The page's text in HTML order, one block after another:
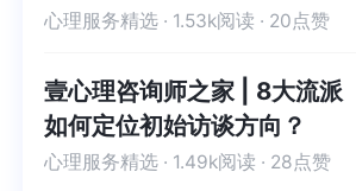
案例报告？
心理服务精选 · 1.53k阅读 · 20点赞
壹心理咨询师之家 | 8大流派
如何定位初始访谈方向？
心理服务精选 · 1.49k阅读 · 28点赞